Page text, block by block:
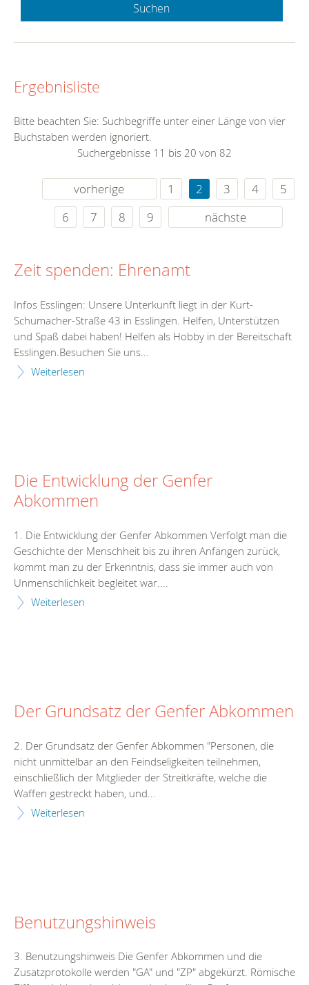
Suchen
Ergebnisliste
Bitte beachten Sie: Suchbegriffe unter einer Länge von vier
Buchstaben werden ignoriert.
Suchergebnisse 11 bis 20 von 82
vorherige 1 2 3 4
5
6
7 8 9 nächste
Zeit spenden: Ehrenamt
Infos Esslingen: Unsere Unterkunft liegt in der Kurt-
Schumacher-Straße 43 in Esslingen. Helfen, Unterstützen
und Spaß dabei haben! Helfen als Hobby in der Bereitschaft
Esslingen.Besuchen Sie uns...
Weiterlesen
Die Entwicklung der Genfer
Abkommen
1. Die Entwicklung der Genfer Abkommen Verfolgt man die
Geschichte der Menschheit bis zu ihren Anfängen zurück,
kommt man zu der Erkenntnis, dass sie immer auch von
Unmenschlichkeit begleitet war....
Weiterlesen
Der Grundsatz der Genfer Abkommen
2. Der Grundsatz der Genfer Abkommen "Personen, die
nicht unmittelbar an den Feindseligkeiten teilnehmen,
einschließlich der Mitglieder der Streitkräfte, welche die
Waffen gestreckt haben, und...
Weiterlesen
Benutzungshinweis
3. Benutzungshinweis Die Genfer Abkommen und die
Zusatzprotokolle werden "GA" und "ZP" abgekürzt. Römische